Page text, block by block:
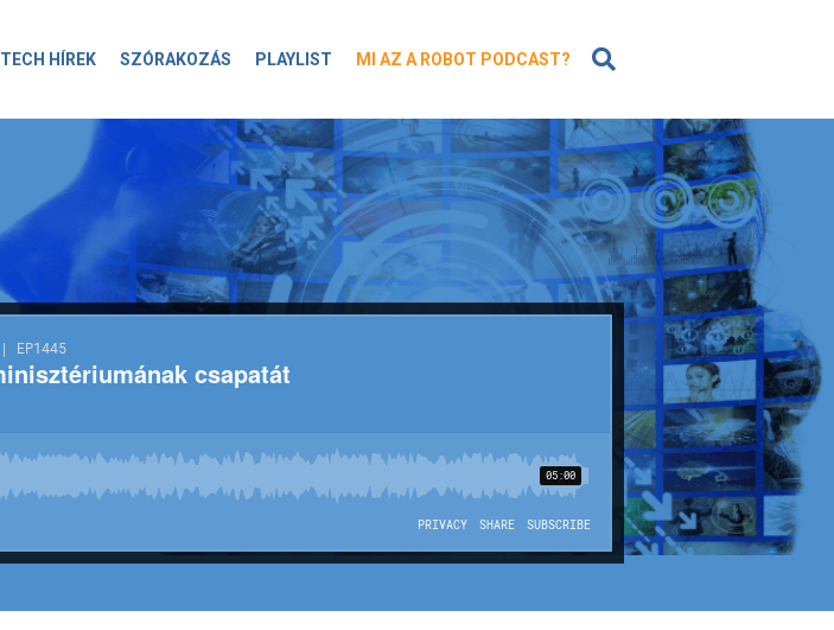
TECH HÍREK SZÓRAKOZÁS PLAYLIST MI AZ A ROBOT PODCAST?